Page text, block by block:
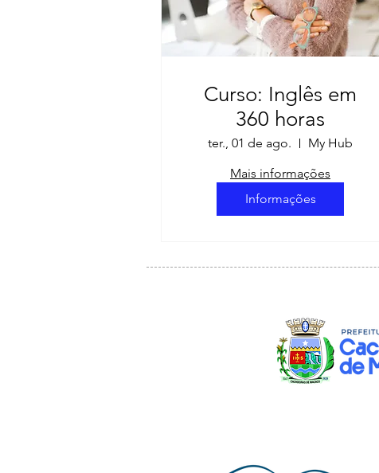
Curso: Inglês em
360 horas
ter., 01 de ago.
My Hub
Mais informações
Informações